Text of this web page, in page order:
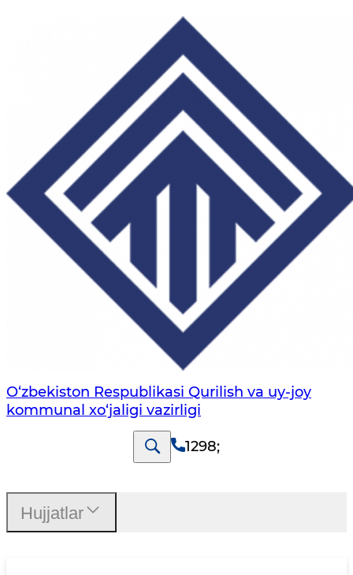
O‘zbekiston Respublikasi Qurilish va uy-joy
kommunal xo‘jaligi vazirligi
1298;
Hujjatlar